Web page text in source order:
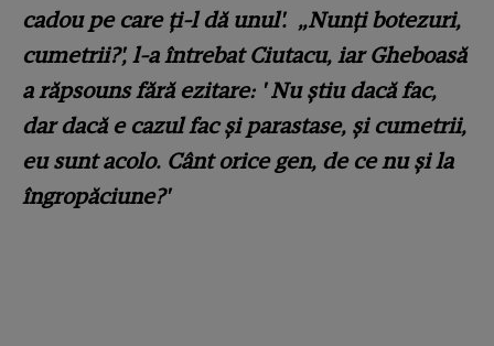
cadou pe care ţi-l dă unul'. „Nunţi botezuri,
cumetrii?', l-a întrebat Ciutacu, iar Gheboasă
a răpsouns fără ezitare: ' Nu ştiu dacă fac,
dar dacă e cazul fac şi parastase, şi cumetrii,
eu sunt acolo. Cânt orice gen, de ce nu şi la
îngropăciune?'